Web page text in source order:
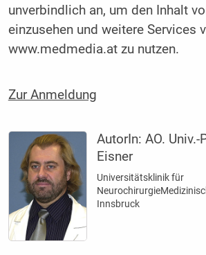
unverbindlich an, um den Inhalt
einzusehen und weitere Services
www.medmedia.at zu nutzen.
Zur Anmeldung
AutorIn:AO.
Eisner
Universitätsklinik für
Innsbruck